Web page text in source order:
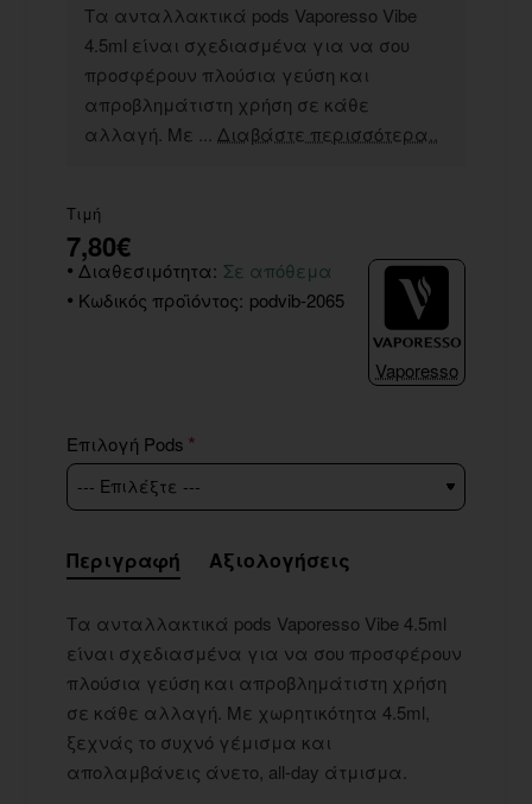
Τα ανταλλακτικά pods Vaporesso Vibe
4.5ml είναι σχεδιασμένα για να σου
προσφέρουν πλούσια γεύση και
απροβλημάτιστη χρήση σε κάθε
αλλαγή. Με ... Διαβάστε περισσότερα..
Τιμή
7,80€
Διαθεσιμότητα: Σε απόθεμα
Κωδικός προϊόντος: podvib-2065
Vaporesso
Επιλογή Pods
Περιγραφή Αξιολογήσεις
Τα ανταλλακτικά pods Vaporesso Vibe 4.5ml
είναι σχεδιασμένα για να σου προσφέρουν
πλούσια γεύση και απροβλημάτιστη χρήση
σε κάθε αλλαγή. Με χωρητικότητα 4.5ml,
ξεχνάς το συχνό γέμισμα και
απολαμβάνεις άνετο, all-day άτμισμα.